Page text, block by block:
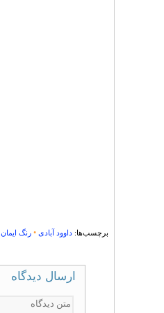
برچسب‌ها: داوود آبادی • رنگ ایمان
ارسال دیدگاه